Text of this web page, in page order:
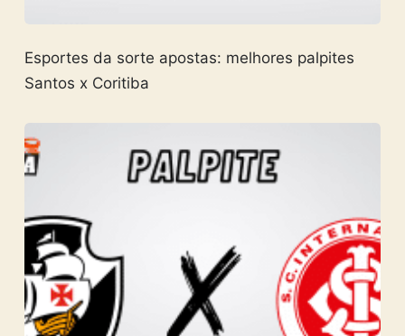
Esportes da sorte apostas: melhores palpites
Santos x Coritiba